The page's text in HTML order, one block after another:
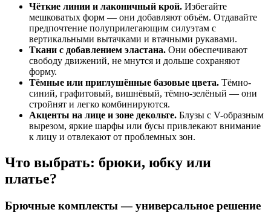
Чёткие линии и лаконичный крой. Избегайте
мешковатых форм — они добавляют объём. Отдавайте
предпочтение полуприлегающим силуэтам с
вертикальными вытачками и втачными рукавами.
Ткани с добавлением эластана. Они обеспечивают
свободу движений, не мнутся и дольше сохраняют
форму.
Тёмные или приглушённые базовые цвета. Тёмно-
синий, графитовый, вишнёвый, тёмно-зелёный — они
стройнят и легко комбинируются.
Акценты на лице и зоне декольте. Блузы с V-образным
вырезом, яркие шарфы или бусы привлекают внимание
к лицу и отвлекают от проблемных зон.
Что выбрать: брюки, юбку или
платье?
Брючные комплекты — универсальное решение